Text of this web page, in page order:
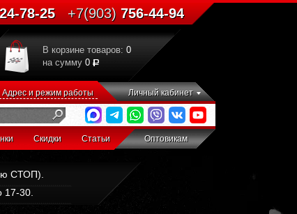
78-25 +7(903)756-44-94
В корзине товаров: 0
на сумму 0
Адрес и режим работы Личный кабинет
Скидки Статьи Оптовикам
СТОП).
30.